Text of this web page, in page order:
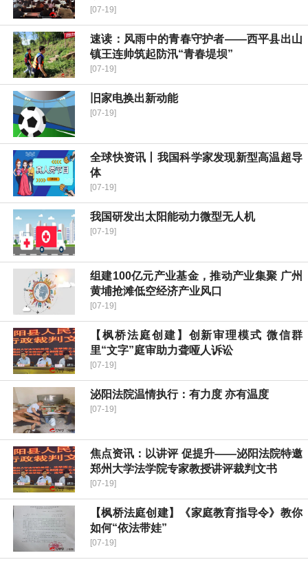
[07-19]
速读：​风雨中的青春守护者——西平县出山
镇王连帅筑起防汛“青春堤坝”
[07-19]
旧家电换出新动能
[07-19]
全球快资讯丨我国科学家发现新型高温超导
体
[07-19]
我国研发出太阳能动力微型无人机
[07-19]
组建100亿元产业基金，推动产业集聚 广州
黄埔抢滩低空经济产业风口
[07-19]
【枫桥法庭创建】创新审理模式 微信群
里“文字”庭审助力聋哑人诉讼
[07-19]
泌阳法院温情执行：有力度 亦有温度
[07-19]
焦点资讯：以讲评 促提升——泌阳法院特邀
郑州大学法学院专家教授讲评裁判文书
[07-19]
【枫桥法庭创建】《家庭教育指导令》教你
如何“依法带娃”
[07-19]